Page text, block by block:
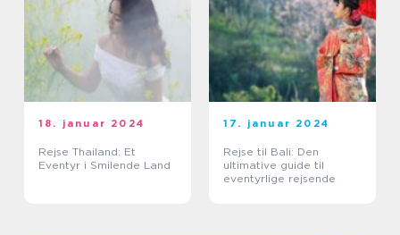
18. januar 2024
Rejse Thailand: Et
Eventyr i Smilende Land
17. januar 2024
Rejse til Bali: Den
ultimative guide til
eventyrlige rejsende